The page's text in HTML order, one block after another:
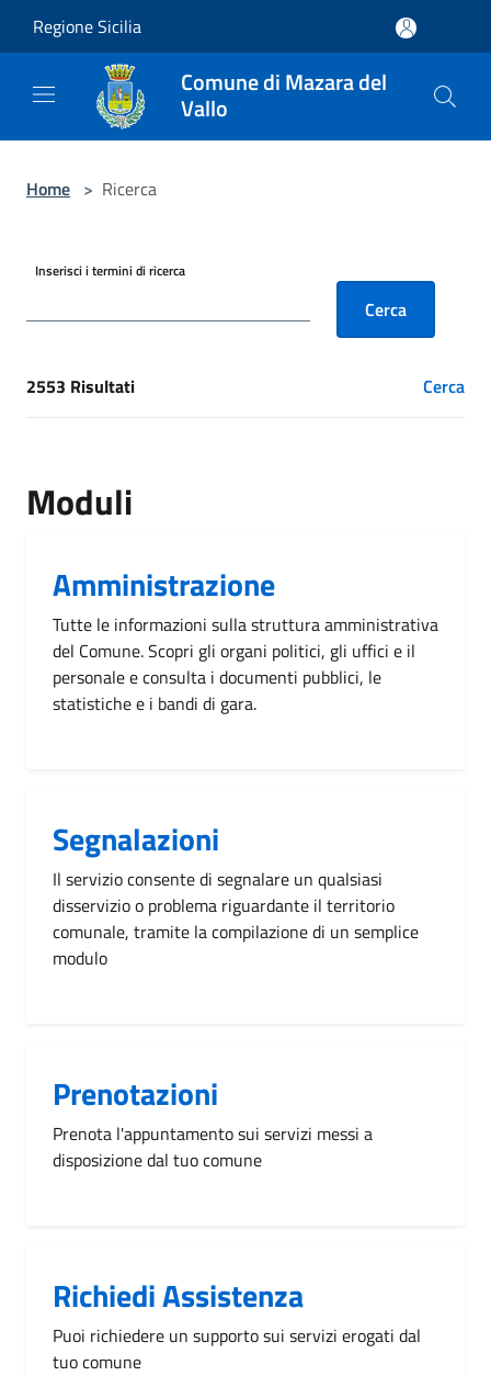
Regione Sicilia
Comune di Mazara del
Vallo
Home > Ricerca
Inserisci i termini di ricerca
Cerca
[results] Risultati
2553 Risultati Cerca
Moduli
Amministrazione
Tutte le informazioni sulla struttura amministrativa
del Comune. Scopri gli organi politici, gli uffici e il
personale e consulta i documenti pubblici, le
statistiche e i bandi di gara.
Segnalazioni
Il servizio consente di segnalare un qualsiasi
disservizio o problema riguardante il territorio
comunale, tramite la compilazione di un semplice
modulo
Prenotazioni
Prenota l'appuntamento sui servizi messi a
disposizione dal tuo comune
Richiedi Assistenza
Puoi richiedere un supporto sui servizi erogati dal
tuo comune